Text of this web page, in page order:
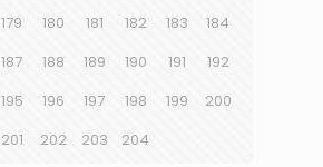
179 180 181 182 183
184
187 188 189 190 191
192
195 196 197 198 199
200
201
202 203 204